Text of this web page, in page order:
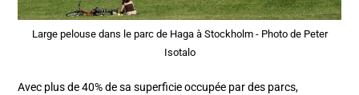
Large pelouse dans le parc de Haga à Stockholm - Photo de Peter
Isotalo
Avec plus de 40% de sa superficie occupée par des parcs,